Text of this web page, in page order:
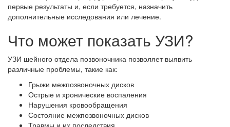
первые результаты и, если требуется, назначить
дополнительные исследования или лечение.
Что может показать УЗИ?
УЗИ шейного отдела позвоночника позволяет выявить
различные проблемы, такие как:
Грыжи межпозвоночных дисков
Острые и хронические воспаления
Нарушения кровообращения
Состояние межпозвоночных дисков
Травмы и их последствия